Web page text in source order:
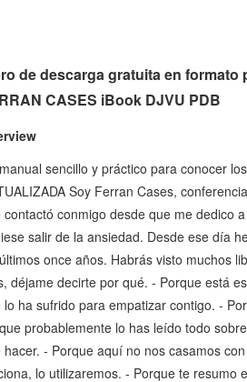
de descarga gratuita en formato
CASES iBook DJVU PDB
sencillo y práctico para conocer
Soy Ferran Cases,
contactó conmigo desde que me dedico
salir de la ansiedad. Desde ese día
once años. Habrás visto muchos
déjame decirte por qué. - Porque está
lo ha sufrido para empatizar contigo. -
probablemente lo has leído todo
hacer. - Porque aquí no nos casamos
lo utilizaremos. - Porque te resumo